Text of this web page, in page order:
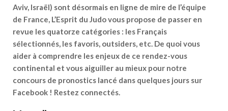
Aviv, Israël) sont désormais en ligne de mire de l’équipe
de France, L’Esprit du Judo vous propose de passer en
revue les quatorze catégories : les Français
sélectionnés, les favoris, outsiders, etc. De quoi vous
aider à comprendre les enjeux de ce rendez-vous
continental et vous aiguiller au mieux pour notre
concours de pronostics lancé dans quelques jours sur
Facebook ! Restez connectés.